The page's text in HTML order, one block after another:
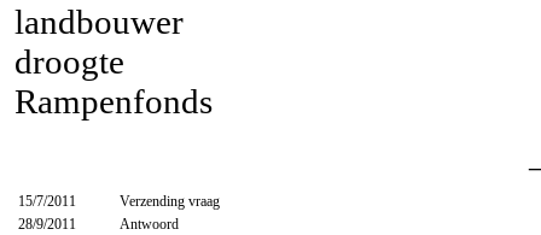
landbouwer
droogte
Rampenfonds
15/7/2011
Verzending vraag
28/9/2011
Antwoord